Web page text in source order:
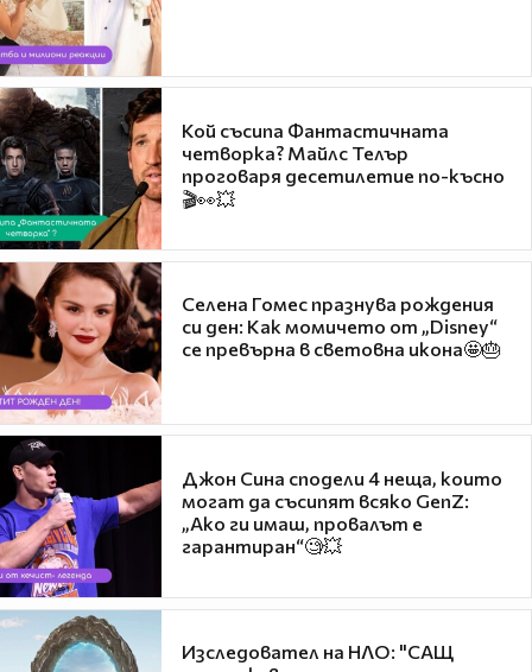
Кой съсипа Фантастичната
четворка? Майлс Телър
проговаря десетилетие по-късно
🎬👀💥
Селена Гомес празнува рождения
си ден: Как момичето от „Disney“
се превърна в световна икона🤩🎂
Джон Сина сподели 4 неща, които
могат да съсипят всяко GenZ:
„Ако ги имаш, провалът е
гарантиран“🧐💥
Изследовател на НЛО: "САЩ